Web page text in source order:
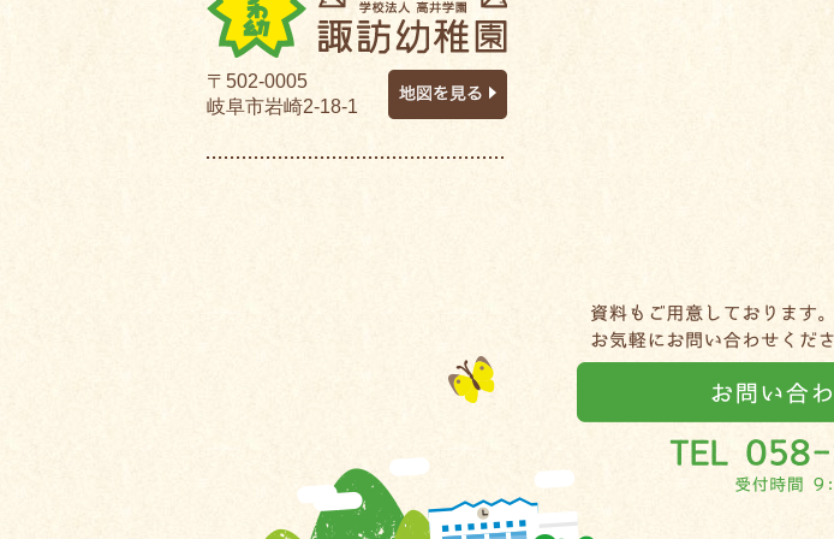
〒502-0005
岐阜市岩崎2-18-1